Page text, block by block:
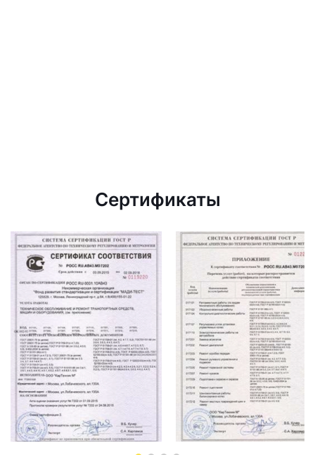
Сертификаты